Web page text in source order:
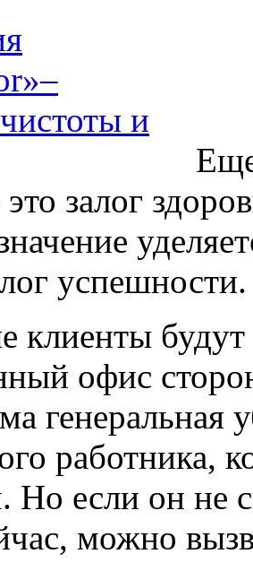
это залог
успешности.
клиенты
офис
генеральная
работника,
Но если он не
можно